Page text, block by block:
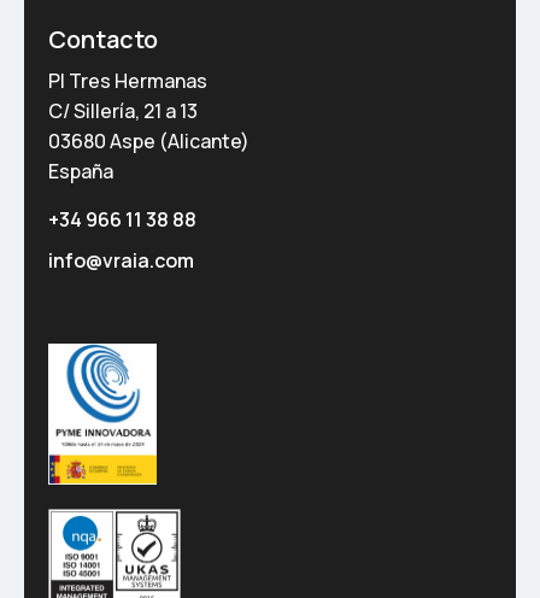
Contacto
PI Tres Hermanas
C/ Sillería, 21 a 13
03680 Aspe (Alicante)
España
+34 966 11 38 88
info@vraia.com